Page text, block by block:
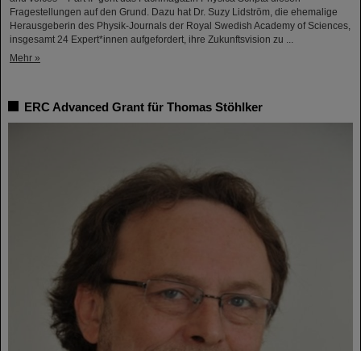
Fragestellungen auf den Grund. Dazu hat Dr. Suzy Lidström, die ehemalige
Herausgeberin des Physik-Journals der Royal Swedish Academy of Sciences,
insgesamt 24 Expert*innen aufgefordert, ihre Zukunftsvision zu ...
Mehr »
ERC Advanced Grant für Thomas Stöhlker